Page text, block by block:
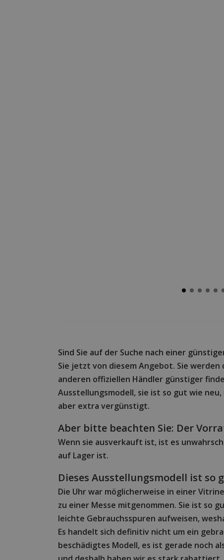
Sind Sie auf der Suche nach einer
Sie jetzt von diesem Angebot. Sie werden
anderen offiziellen Händler günstiger
Ausstellungsmodell, sie ist so gut wie neu,
aber extra vergünstigt.
Aber bitte beachten Sie: Der
Wenn sie ausverkauft ist, ist es
auf Lager ist.
Dieses Ausstellungsmodell ist so
Die Uhr war möglicherweise in einer
zu einer Messe mitgenommen. Sie ist so
leichte Gebrauchsspuren aufweisen,
Es handelt sich definitiv nicht um ein
beschädigtes Modell, es ist gerade noch